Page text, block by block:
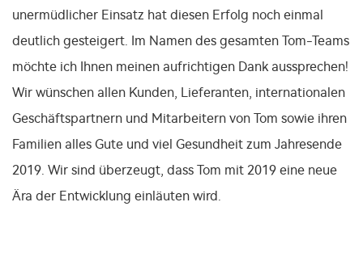
unermüdlicher Einsatz hat diesen Erfolg noch einmal
deutlich gesteigert. Im Namen des gesamten Tom-Teams
möchte ich Ihnen meinen aufrichtigen Dank aussprechen!
Wir wünschen allen Kunden, Lieferanten, internationalen
Geschäftspartnern und Mitarbeitern von Tom sowie ihren
Familien alles Gute und viel Gesundheit zum Jahresende
2019. Wir sind überzeugt, dass Tom mit 2019 eine neue
Ära der Entwicklung einläuten wird.